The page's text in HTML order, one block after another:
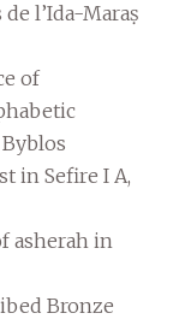
l’Ida-Maraṣ
of
in Sefire I A,
asherah in
Bronze